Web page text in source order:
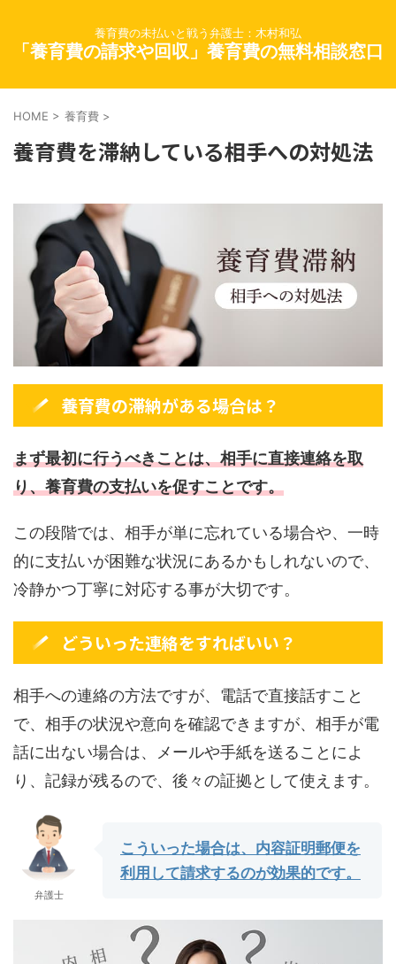
養育費の未払いと戦う弁護士：木村和弘
「養育費の請求や回収」養育費の無料相談窓口
HOME > 養育費 >
養育費を滞納している相手への対処法
養育費の滞納がある場合は？
まず最初に行うべきことは、相手に直接連絡を取
り、養育費の支払いを促すことです。
この段階では、相手が単に忘れている場合や、一時
的に支払いが困難な状況にあるかもしれないので、
冷静かつ丁寧に対応する事が大切です。
どういった連絡をすればいい？
相手への連絡の方法ですが、電話で直接話すこと
で、相手の状況や意向を確認できますが、相手が電
話に出ない場合は、メールや手紙を送ることによ
り、記録が残るので、後々の証拠として使えます。
弁護士
こういった場合は、内容証明郵便を
利用して請求するのが効果的です。